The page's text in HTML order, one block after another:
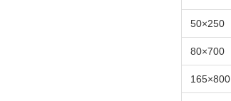
50×250
80×700
165×800